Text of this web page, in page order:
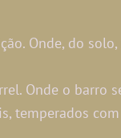
Onde, do solo,
Onde o barro
temperados